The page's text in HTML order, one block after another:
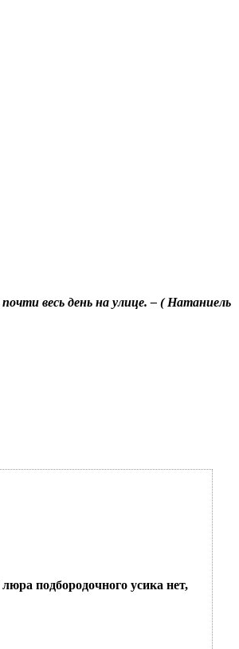
весь день на улице. – ( Натаниель
подбородочного усика нет,